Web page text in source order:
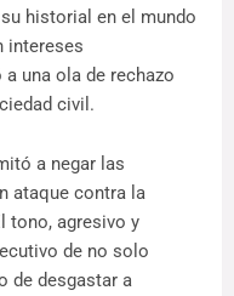
historial en el mundo
intereses
una ola de rechazo
civil.
a negar las
ataque contra la
tono, agresivo y
de no solo
de desgastar a